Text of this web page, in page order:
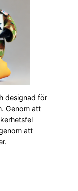
designad för
Genom att
att